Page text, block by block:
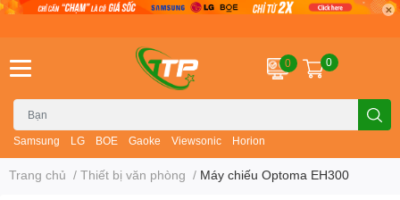
Samsung LG BOE Gaoke Viewsonic Horion
0 0
Trang chủ / Thiết bị văn phòng / Máy chiếu Optoma EH300